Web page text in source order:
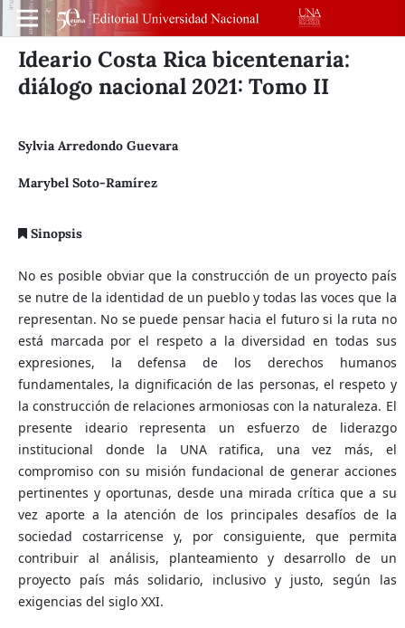
Ideario Costa Rica bicentenaria:
diálogo nacional 2021: Tomo II
Sylvia Arredondo Guevara
Marybel Soto-Ramírez
Sinopsis
No es posible obviar que la construcción de un proyecto país
se nutre de la identidad de un pueblo y todas las voces que la
representan. No se puede pensar hacia el futuro si la ruta no
está marcada por el respeto a la diversidad en todas sus
expresiones, la defensa de los derechos humanos
fundamentales, la dignificación de las personas, el respeto y
la construcción de relaciones armoniosas con la naturaleza. El
presente ideario representa un esfuerzo de liderazgo
institucional donde la UNA ratifica, una vez más, el
compromiso con su misión fundacional de generar acciones
pertinentes y oportunas, desde una mirada crítica que a su
vez aporte a la atención de los principales desafíos de la
sociedad costarricense y, por consiguiente, que permita
contribuir al análisis, planteamiento y desarrollo de un
proyecto país más solidario, inclusivo y justo, según las
exigencias del siglo XXI.